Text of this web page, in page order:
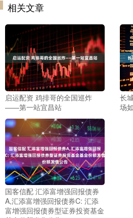
相关文章
启运配资 鸡排哥的全国巡炸
——第一站宜昌站
长
场
国客信配 汇添富增强回报债券
A,汇添富增强回报债券C: 汇添
富增强回报债券型证券投资基金